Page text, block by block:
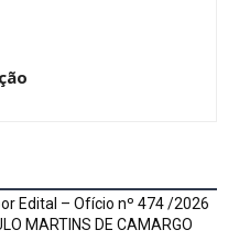
Edital – Ofício nº 474 /2026
MARTINS DE CAMARGO